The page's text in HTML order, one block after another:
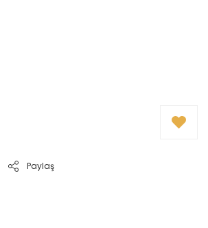
Paylaş